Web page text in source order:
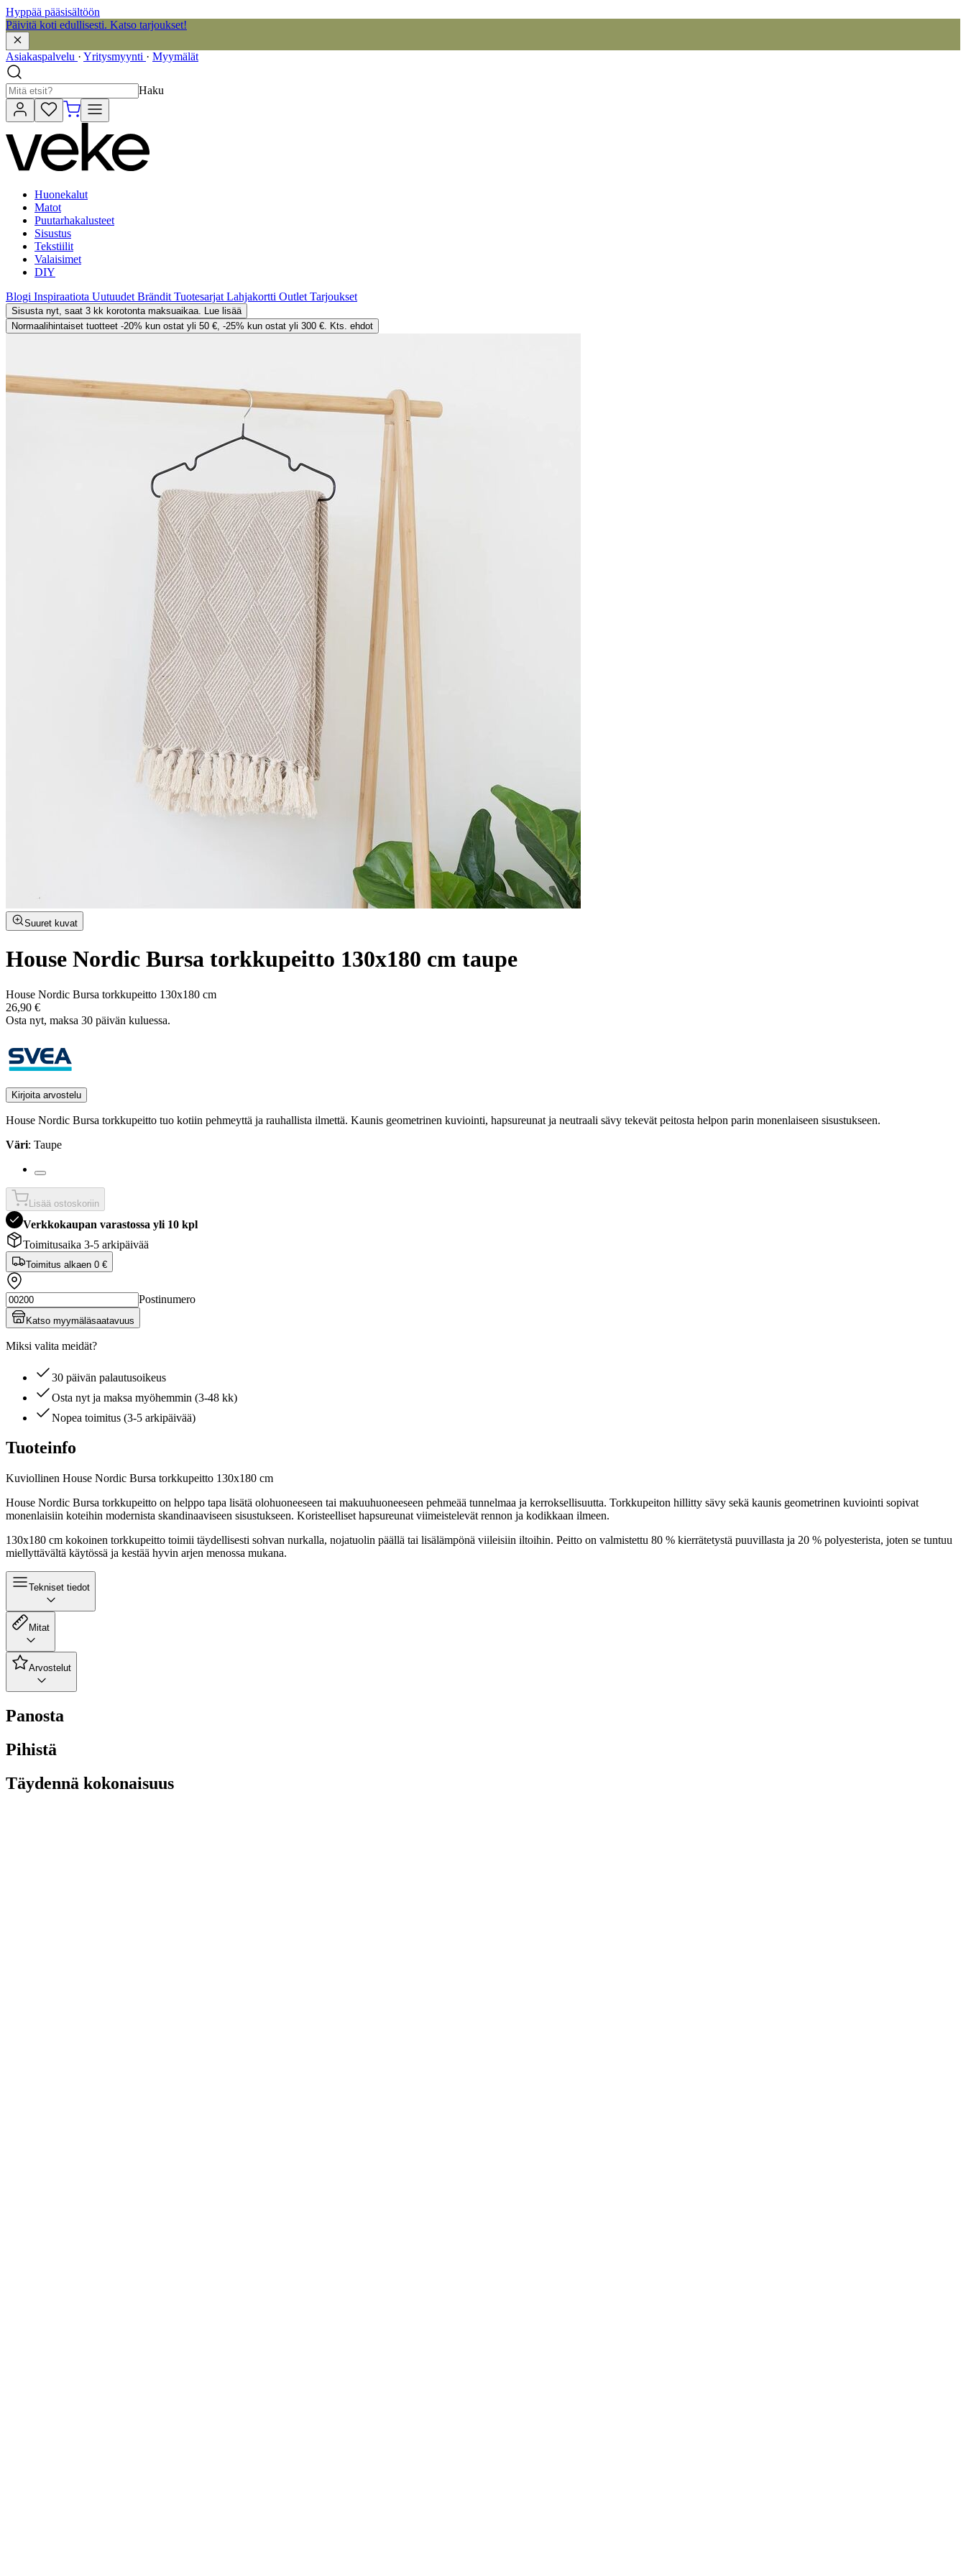
Hyppää pääsisältöön
Päivitä koti edullisesti. Katso tarjoukset!
Asiakaspalvelu · Yritysmyynti · Myymälät
Haku
Huonekalut
Matot
Puutarhakalusteet
Sisustus
Tekstiilit
Valaisimet
DIY
Blogi Inspiraatiota Uutuudet Brändit Tuotesarjat Lahjakortti Outlet Tarjoukset
Sisusta nyt, saat 3 kk korotonta maksuaikaa. Lue lisää
Normaalihintaiset tuotteet -20% kun ostat yli 50 €, -25% kun ostat yli 300 €. Kts. ehdot
Suuret kuvat
House Nordic Bursa torkkupeitto 130x180 cm taupe
House Nordic Bursa torkkupeitto 130x180 cm
26,90 €
Osta nyt, ­maksa 30 päivän kuluessa.
Kirjoita arvostelu
House Nordic Bursa torkkupeitto tuo kotiin pehmeyttä ja rauhallista ilmettä. Kaunis geometrinen kuviointi, hapsureunat ja neutraali sävy tekevät peitosta helpon parin monenlaiseen sisustukseen.
Väri: Taupe
Lisää ostoskoriin
Verkkokaupan varastossa yli 10 kpl
Toimitusaika 3-5 arkipäivää
Toimitus alkaen 0 €
Postinumero
Katso myymäläsaatavuus
Miksi valita meidät?
30 päivän palautusoikeus
Osta nyt ja maksa myöhemmin (3-48 kk)
Nopea toimitus (3-5 arkipäivää)
Tuoteinfo
Kuviollinen House Nordic Bursa torkkupeitto 130x180 cm
House Nordic Bursa torkkupeitto on helppo tapa lisätä olohuoneeseen tai makuuhuoneeseen pehmeää tunnelmaa ja kerroksellisuutta. Torkkupeiton hillitty sävy sekä kaunis geometrinen kuviointi sopivat
monenlaisiin koteihin modernista skandinaaviseen sisustukseen. Koristeelliset hapsureunat viimeistelevät rennon ja kodikkaan ilmeen.
130x180 cm kokoinen torkkupeitto toimii täydellisesti sohvan nurkalla, nojatuolin päällä tai lisälämpönä viileisiin iltoihin. Peitto on valmistettu 80 % kierrätetystä puuvillasta ja 20 % polyesterista, joten se tuntuu
miellyttävältä käytössä ja kestää hyvin arjen menossa mukana.
Tekniset tiedot
Mitat
Arvostelut
Panosta
Pihistä
Täydennä kokonaisuus